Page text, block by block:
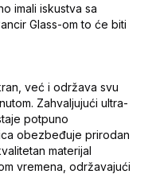
imali iskustva sa
Glass-om to će biti
već i održava svu
Zahvaljujući ultra-
potpuno
obezbeđuje prirodan
materijal
vremena, održavajući